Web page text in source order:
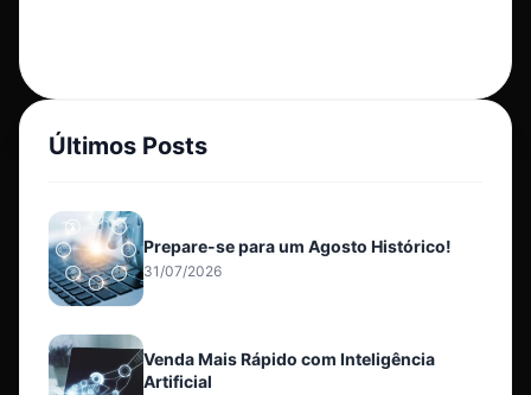
Últimos Posts
Prepare-se para um Agosto Histórico!
31/07/2026
Venda Mais Rápido com Inteligência
Artificial